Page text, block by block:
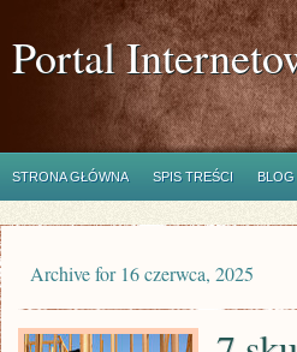
Portal
STRONA GŁÓWNA SPIS TREŚCI
Archive for 16 czerwca, 2025